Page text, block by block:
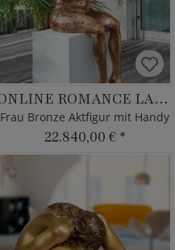
ONLINE ROMANCE LADY
Frau Bronze Aktfigur mit Handy
22.840,00 € *